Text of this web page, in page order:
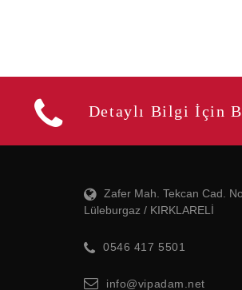
Detaylı Bilgi İçin
Zafer Mah. Tekcan Cad.
Lüleburgaz / KIRKLARELİ
0546 417 5501
info@vipadam.net